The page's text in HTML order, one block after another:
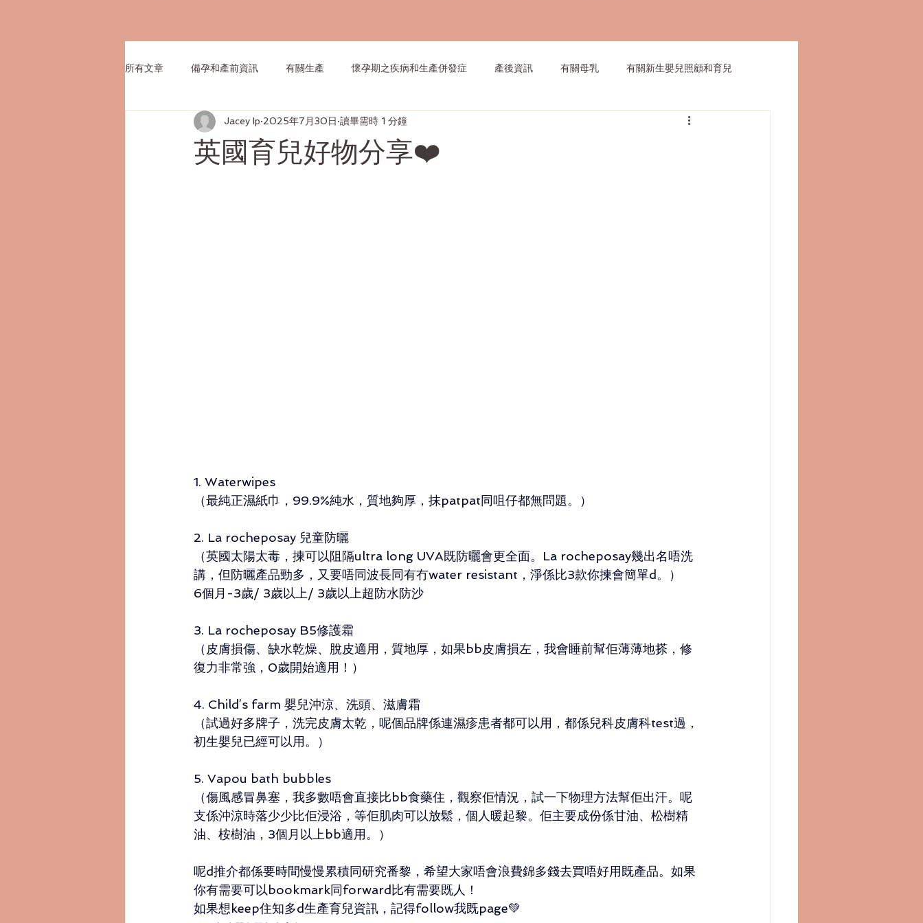
所有文章 備孕和產前資訊 有關生產 懷孕期之疾病和生產併發症 產後資訊 有關母乳 有關新生嬰兒照顧和育兒
英國育兒好物分享❤️
Jacey Ip 2025年7月30日 讀畢需時 1 分鐘
1. Waterwipes
（最純正濕紙巾，99.9%純水，質地夠厚，抹patpat同咀仔都無問題。）
2. La rocheposay 兒童防曬
（英國太陽太毒，揀可以阻隔ultra long UVA既防曬會更全面。La rocheposay幾出名唔洗
講，但防曬產品勁多，又要唔同波長同有冇water resistant，淨係比3款你揀會簡單d。）
6個月-3歲/ 3歲以上/ 3歲以上超防水防沙
3. La rocheposay B5修護霜
（皮膚損傷、缺水乾燥、脫皮適用，質地厚，如果bb皮膚損左，我會睡前幫佢薄薄地搽，修
復力非常強，0歲開始適用！）
4. Child’s farm 嬰兒沖涼、洗頭、滋膚霜
（試過好多牌子，洗完皮膚太乾，呢個品牌係連濕疹患者都可以用，都係兒科皮膚科test過，
初生嬰兒已經可以用。）
5. Vapou bath bubbles
（傷風感冒鼻塞，我多數唔會直接比bb食藥住，觀察佢情況，試一下物理方法幫佢出汗。呢
支係沖涼時落少少比佢浸浴，等佢肌肉可以放鬆，個人暖起黎。佢主要成份係甘油、松樹精
油、桉樹油，3個月以上bb適用。）
呢d推介都係要時間慢慢累積同研究番黎，希望大家唔會浪費錦多錢去買唔好用既產品。如果
你有需要可以bookmark同forward比有需要既人！
如果想keep住知多d生產育兒資訊，記得follow我既page💚